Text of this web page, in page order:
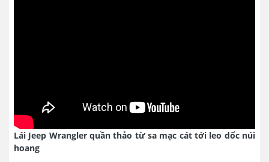
Lái Jeep Wrangler quần thảo từ sa mạc cát tới leo dốc núi
hoang